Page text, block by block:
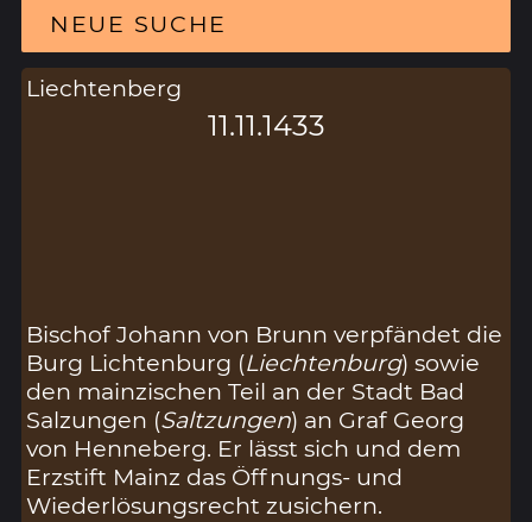
NEUE SUCHE
Liechtenberg
11.11.1433
Bischof Johann von Brunn verpfändet die
Burg Lichtenburg (Liechtenburg) sowie
den mainzischen Teil an der Stadt Bad
Salzungen (Saltzungen) an Graf Georg
von Henneberg. Er lässt sich und dem
Erzstift Mainz das Öffnungs- und
Wiederlösungsrecht zusichern.